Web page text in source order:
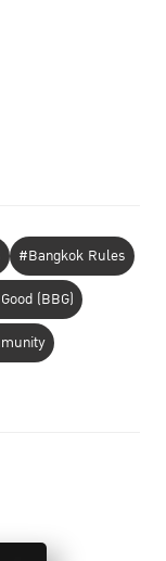
#Bangkok Rules
(BBG)